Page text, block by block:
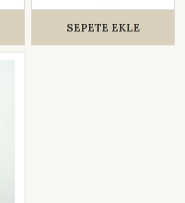
SEPETE EKLE